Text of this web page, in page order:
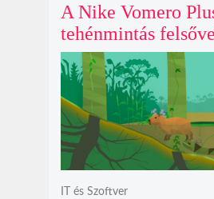
A Nike Vomero
tehénmintás
vitorlavászon
Swoosh-sal
reflektorfényben
IT és Szoftver